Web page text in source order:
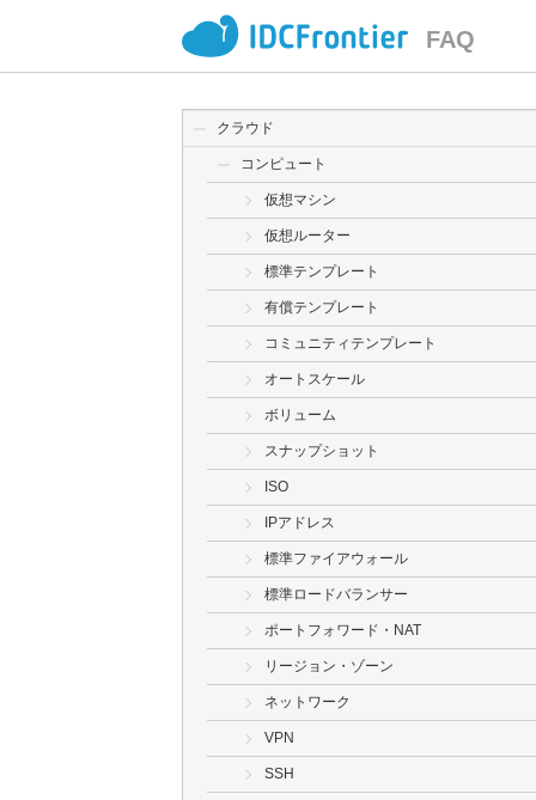
FAQ
クラウド
コンピュート
仮想マシン
仮想ルーター
標準テンプレート
有償テンプレート
コミュニティテンプレート
オートスケール
ボリューム
スナップショット
ISO
IPアドレス
標準ファイアウォール
標準ロードバランサー
ポートフォワード・NAT
リージョン・ゾーン
ネットワーク
VPN
SSH